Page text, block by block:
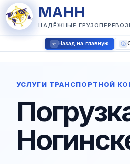
МАНН
НАДЁЖНЫЕ
Назад на главную
УСЛУГИ ТРАНСПОРТНОЙ